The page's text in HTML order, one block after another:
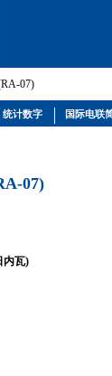
07)
07)
内瓦)
统计数字 国际电联